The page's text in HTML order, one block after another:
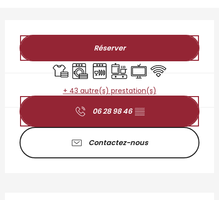
Réserver
Draps et linge
Lave lingeLave vaisselle
Plaque de cuisson
Télévision
WiFi
+ 43 autre(s) prestation(s)
06 28 98 46 ▒▒
Contactez-nous